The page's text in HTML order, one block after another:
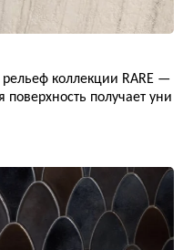
коллекции RARE —
получает уни